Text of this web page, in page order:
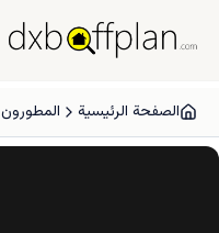
الصفحة الرئيسية المطورون